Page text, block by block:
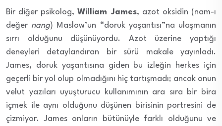
Bir diğer psikolog,William James, azot oksidin (nam-ı
değer nang) Maslow’un “doruk yaşantısı”na ulaşmanın
sırrı olduğunu düşünüyordu. Azot üzerine yaptığı
deneyleri detaylandıran bir sürü makale yayınladı.
James, doruk yaşantısına giden bu izleğin herkes için
geçerli bir yol olup olmadığını hiç tartışmadı; ancak onun
velut yazıları uyuşturucu kullanımının ara sıra bir bira
içmek ile aynı olduğunu düşünen birisinin portresini de
çizmiyor. James onların bütünüyle farklı olduğunu ve